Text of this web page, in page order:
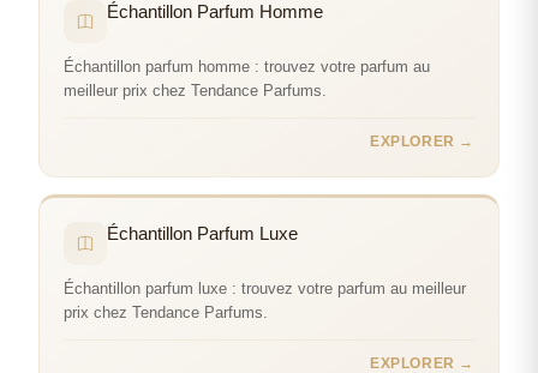
Échantillon Parfum Homme
Échantillon parfum homme : trouvez votre parfum au
meilleur prix chez Tendance Parfums.
EXPLORER →
Échantillon Parfum Luxe
Échantillon parfum luxe : trouvez votre parfum au meilleur
prix chez Tendance Parfums.
EXPLORER →